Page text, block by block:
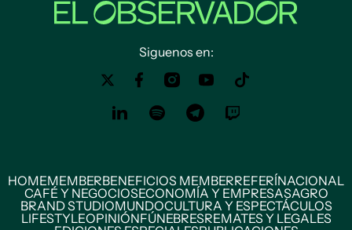
Siguenos en:
HOMEMEMBERBENEFICIOS MEMBERREFERÍNACIONAL
CAFÉ Y NEGOCIOSECONOMÍA Y EMPRESASAGRO
BRAND STUDIOMUNDOCULTURA Y ESPECTÁCULOS
LIFESTYLEOPINIÓNFÚNEBRESREMATES Y LEGALES